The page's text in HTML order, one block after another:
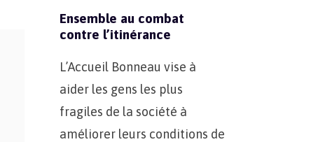
Ensemble au combat
contre l’itinérance
L’Accueil Bonneau vise à
aider les gens les plus
fragiles de la société à
améliorer leurs conditions de